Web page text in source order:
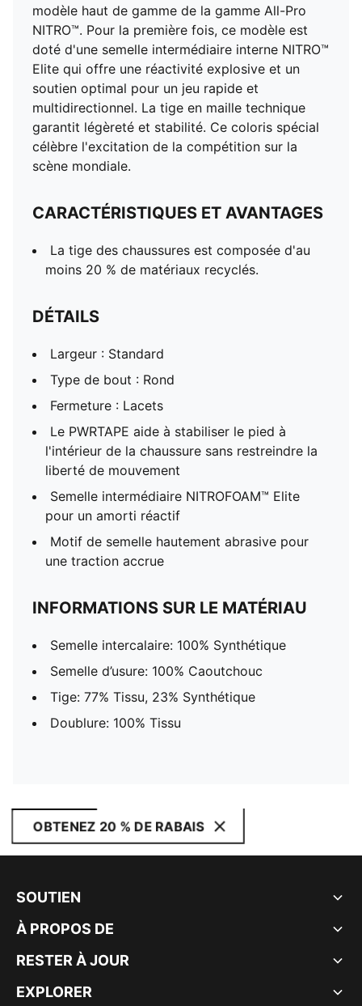
modèle haut de gamme de la gamme All-Pro
NITRO™. Pour la première fois, ce modèle est
doté d'une semelle intermédiaire interne NITRO™
Elite qui offre une réactivité explosive et un
soutien optimal pour un jeu rapide et
multidirectionnel. La tige en maille technique
garantit légèreté et stabilité. Ce coloris spécial
célèbre l'excitation de la compétition sur la
scène mondiale.
CARACTÉRISTIQUES ET AVANTAGES
La tige des chaussures est composée d'au
moins 20 % de matériaux recyclés.
DÉTAILS
Largeur : Standard
Type de bout : Rond
Fermeture : Lacets
Le PWRTAPE aide à stabiliser le pied à
l'intérieur de la chaussure sans restreindre la
liberté de mouvement
Semelle intermédiaire NITROFOAM™ Elite
pour un amorti réactif
Motif de semelle hautement abrasive pour
une traction accrue
INFORMATIONS SUR LE MATÉRIAU
Semelle intercalaire: 100% Synthétique
Semelle d’usure: 100% Caoutchouc
Tige: 77% Tissu, 23% Synthétique
Doublure: 100% Tissu
OBTENEZ 20 % DE RABAIS
SOUTIEN
À PROPOS DE
RESTER À JOUR
EXPLORER